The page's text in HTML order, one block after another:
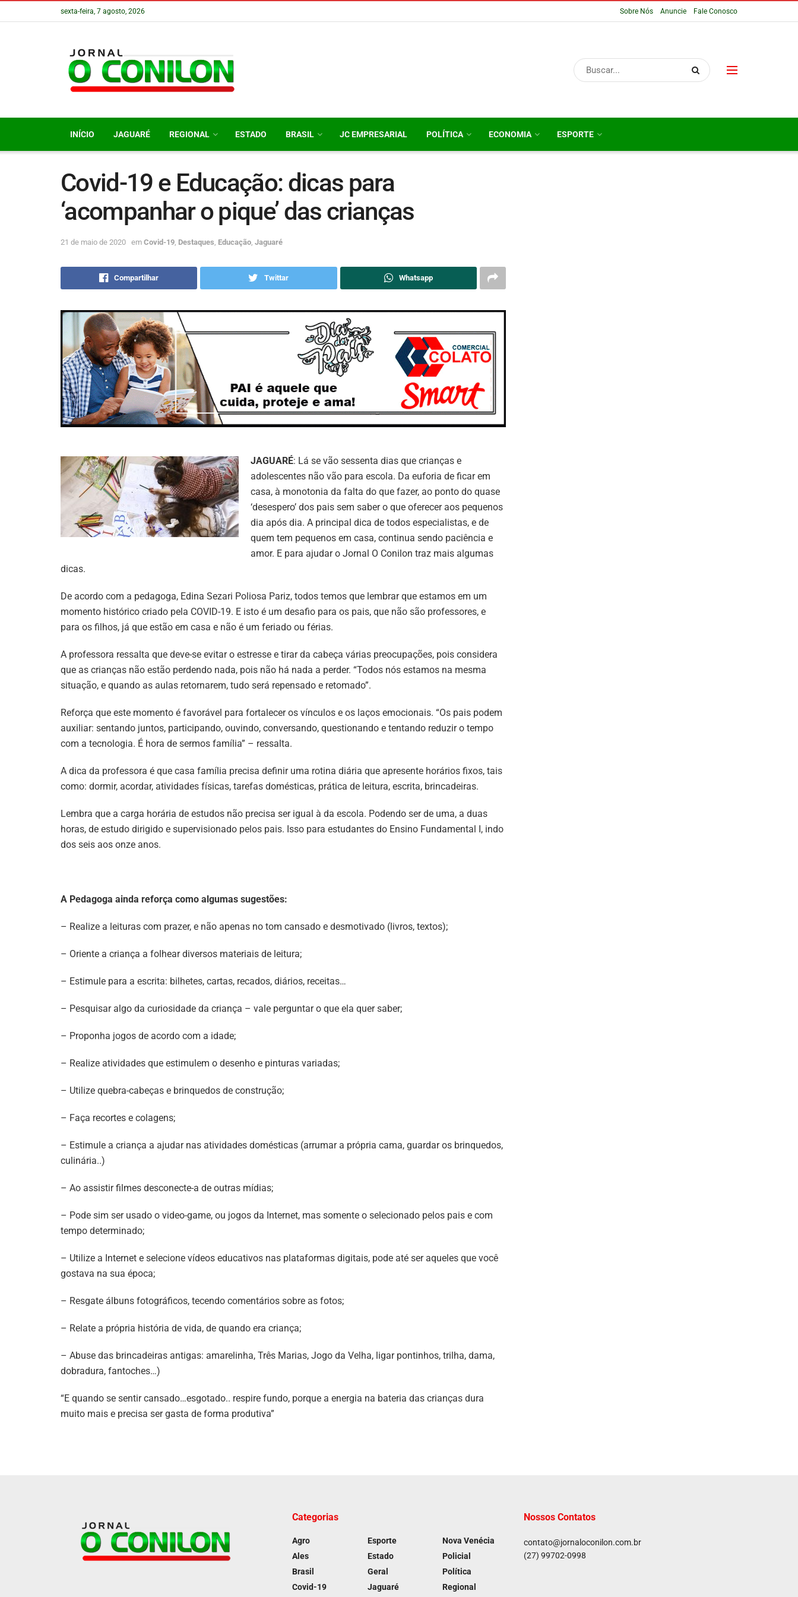
sexta-feira, 7 agosto, 2026 Sobre Nós Anuncie Fale Conosco
INÍCIO JAGUARÉ REGIONAL ESTADO BRASIL JC EMPRESARIAL POLÍTICA ECONOMIA ESPORTE
Covid-19 e Educação: dicas para
‘acompanhar o pique’ das crianças
21 de maio de 2020 em Covid-19 Destaques Educação Jaguaré
Compartilhar Twittar Whatsapp
JAGUARÉ: Lá se vão sessenta dias que crianças e
adolescentes não vão para escola. Da euforia de ficar em
casa, à monotonia da falta do que fazer, ao ponto do quase
‘desespero’ dos pais sem saber o que oferecer aos pequenos
dia após dia. A principal dica de todos especialistas, e de
quem tem pequenos em casa, continua sendo paciência e
amor. E para ajudar o Jornal O Conilon traz mais algumas
dicas.
De acordo com a pedagoga, Edina Sezari Poliosa Pariz, todos temos que lembrar que estamos em um
momento histórico criado pela COVID-19. E isto é um desafio para os pais, que não são professores, e
para os filhos, já que estão em casa e não é um feriado ou férias.
A professora ressalta que deve-se evitar o estresse e tirar da cabeça várias preocupações, pois considera
que as crianças não estão perdendo nada, pois não há nada a perder. “Todos nós estamos na mesma
situação, e quando as aulas retornarem, tudo será repensado e retomado”.
Reforça que este momento é favorável para fortalecer os vínculos e os laços emocionais. “Os pais podem
auxiliar: sentando juntos, participando, ouvindo, conversando, questionando e tentando reduzir o tempo
com a tecnologia. É hora de sermos família” – ressalta.
A dica da professora é que casa família precisa definir uma rotina diária que apresente horários fixos, tais
como: dormir, acordar, atividades físicas, tarefas domésticas, prática de leitura, escrita, brincadeiras.
Lembra que a carga horária de estudos não precisa ser igual à da escola. Podendo ser de uma, a duas
horas, de estudo dirigido e supervisionado pelos pais. Isso para estudantes do Ensino Fundamental I, indo
dos seis aos onze anos.
A Pedagoga ainda reforça como algumas sugestões:
– Realize a leituras com prazer, e não apenas no tom cansado e desmotivado (livros, textos);
– Oriente a criança a folhear diversos materiais de leitura;
– Estimule para a escrita: bilhetes, cartas, recados, diários, receitas…
– Pesquisar algo da curiosidade da criança – vale perguntar o que ela quer saber;
– Proponha jogos de acordo com a idade;
– Realize atividades que estimulem o desenho e pinturas variadas;
– Utilize quebra-cabeças e brinquedos de construção;
– Faça recortes e colagens;
– Estimule a criança a ajudar nas atividades domésticas (arrumar a própria cama, guardar os brinquedos,
culinária..)
– Ao assistir filmes desconecte-a de outras mídias;
– Pode sim ser usado o video-game, ou jogos da Internet, mas somente o selecionado pelos pais e com
tempo determinado;
– Utilize a Internet e selecione vídeos educativos nas plataformas digitais, pode até ser aqueles que você
gostava na sua época;
– Resgate álbuns fotográficos, tecendo comentários sobre as fotos;
– Relate a própria história de vida, de quando era criança;
– Abuse das brincadeiras antigas: amarelinha, Três Marias, Jogo da Velha, ligar pontinhos, trilha, dama,
dobradura, fantoches…)
“E quando se sentir cansado…esgotado.. respire fundo, porque a energia na bateria das crianças dura
muito mais e precisa ser gasta de forma produtiva”
Categorias
Agro
Ales
Brasil
Covid-19
Esporte
Estado
Geral
Jaguaré
Nova Venécia
Policial
Política
Regional
Nossos Contatos
contato@jornaloconilon.com.br
(27) 99702-0998